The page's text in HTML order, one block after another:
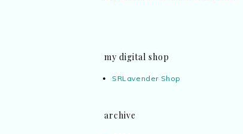
my digital shop
SRLavender Shop
archive